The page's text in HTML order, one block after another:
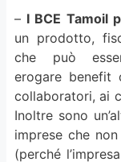
– I BCE Tamoil
un prodotto,
che può
erogare benefit
collaboratori, ai
Inoltre sono
imprese che
(perché